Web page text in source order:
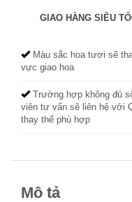
GIAO HÀNG SIÊU
Màu sắc hoa tươi sẽ
vực giao hoa
Trường hợp không đủ
viên tư vấn sẽ liên hệ với
thay thế phù hợp
Mô tả